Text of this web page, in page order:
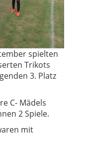
spielten
Trikots
3. Platz
C- Mädels
2 Spiele.
mit